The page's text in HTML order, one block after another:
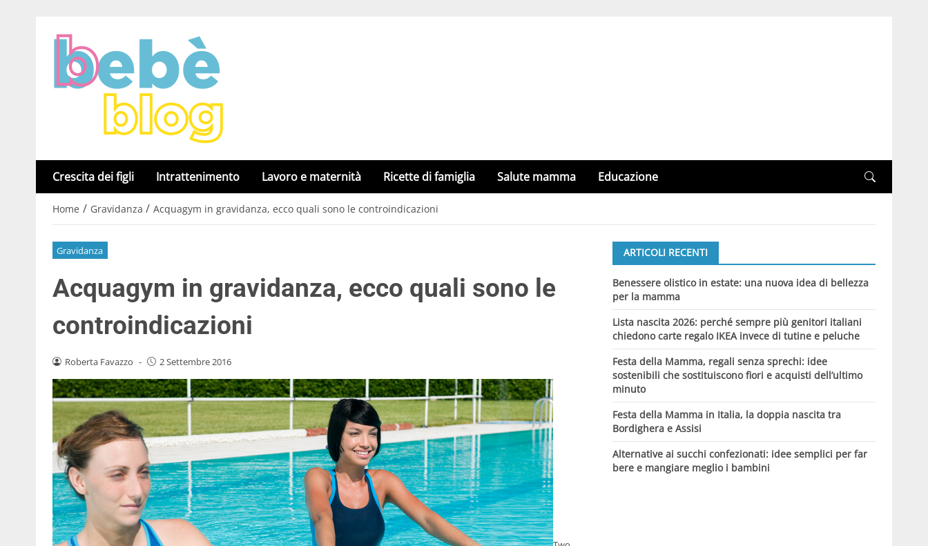
Crescita dei figli Intrattenimento Lavoro e maternità Ricette di famiglia Salute mamma Educazione
Home / Gravidanza / Acquagym in gravidanza, ecco quali sono le controindicazioni
Gravidanza
Acquagym in gravidanza, ecco quali sono le
controindicazioni
Roberta Favazzo - 2 Settembre 2016
ARTICOLI RECENTI
Benessere olistico in estate: una nuova idea di bellezza
per la mamma
Lista nascita 2026: perché sempre più genitori italiani
chiedono carte regalo IKEA invece di tutine e peluche
Festa della Mamma, regali senza sprechi: idee
sostenibili che sostituiscono fiori e acquisti dell’ultimo
minuto
Festa della Mamma in Italia, la doppia nascita tra
Bordighera e Assisi
Alternative ai succhi confezionati: idee semplici per far
bere e mangiare meglio i bambini